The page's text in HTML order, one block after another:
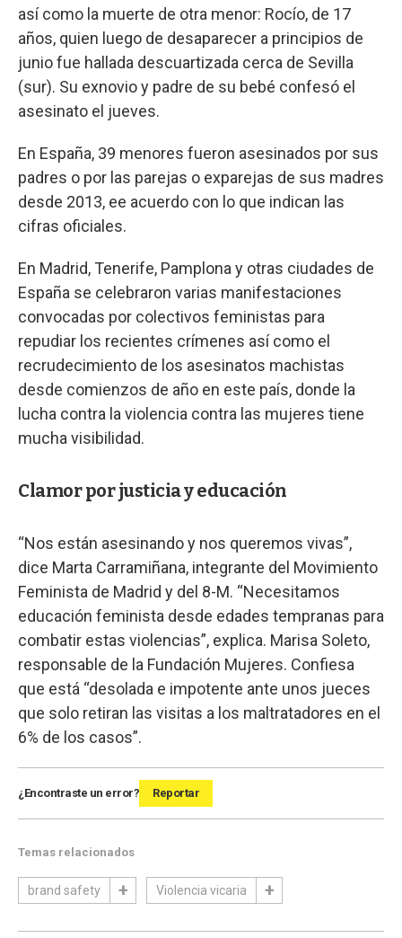
así como la muerte de otra menor: Rocío, de 17
años, quien luego de desaparecer a principios de
junio fue hallada descuartizada cerca de Sevilla
(sur). Su exnovio y padre de su bebé confesó el
asesinato el jueves.
En España, 39 menores fueron asesinados por sus
padres o por las parejas o exparejas de sus madres
desde 2013, ee acuerdo con lo que indican las
cifras oficiales.
En Madrid, Tenerife, Pamplona y otras ciudades de
España se celebraron varias manifestaciones
convocadas por colectivos feministas para
repudiar los recientes crímenes así como el
recrudecimiento de los asesinatos machistas
desde comienzos de año en este país, donde la
lucha contra la violencia contra las mujeres tiene
mucha visibilidad.
Clamor por justicia y educación
“Nos están asesinando y nos queremos vivas”,
dice Marta Carramiñana, integrante del Movimiento
Feminista de Madrid y del 8-M. “Necesitamos
educación feminista desde edades tempranas para
combatir estas violencias”, explica. Marisa Soleto,
responsable de la Fundación Mujeres. Confiesa
que está “desolada e impotente ante unos jueces
que solo retiran las visitas a los maltratadores en el
6% de los casos”.
¿Encontraste un error? Reportar
Temas relacionados
brand safety Violencia vicaria